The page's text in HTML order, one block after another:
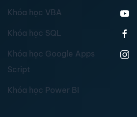
Khóa học VBA
Khóa học SQL
Khóa học Google Apps
Script
Khóa học Power BI